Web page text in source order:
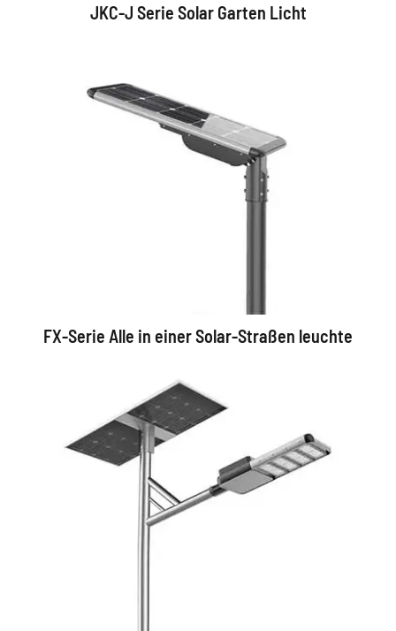
JKC-J Serie Solar Garten Licht
FX-Serie Alle in einer Solar-Straßen leuchte